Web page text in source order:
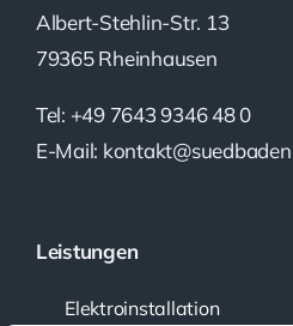
Albert-Stehlin-Str. 13
79365 Rheinhausen
Tel: +49 7643 9346 48 0
E-Mail:
Leistungen
Elektroinstallation